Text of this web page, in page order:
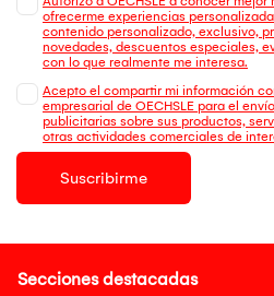
ofrecerme experiencias
contenido personalizado, exclusivo,
novedades, descuentos especiales,
con lo que realmente me interesa.
Acepto el compartir mi información
empresarial de OECHSLE para el
publicitarias sobre sus productos,
otras actividades comerciales de
Suscribirme
Secciones destacadas